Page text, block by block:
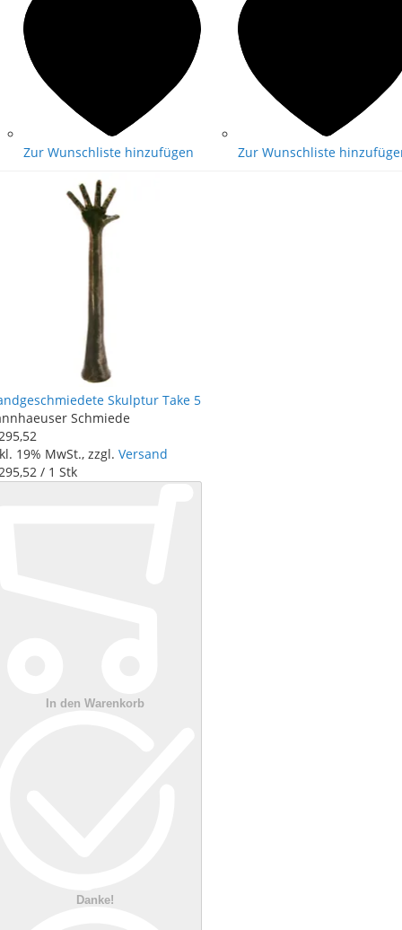
Zur Wunschliste hinzufügen Zur Wunschliste
Skulptur Take 5
Schmiede
,52
19% MwSt., zzgl. Versand
,52 / 1 Stk
In den Warenkorb
Danke!